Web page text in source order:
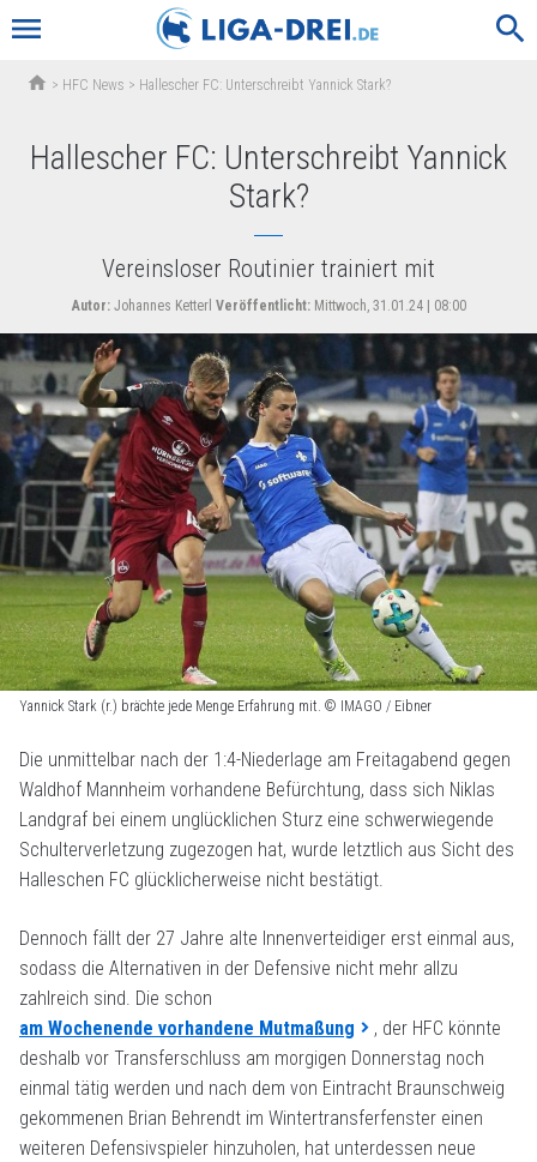
menu search
home > HFC News > Hallescher FC: Unterschreibt Yannick Stark?
Hallescher FC: Unterschreibt Yannick
Stark?
Vereinsloser Routinier trainiert mit
Autor:Johannes Ketterl Veröffentlicht:Mittwoch, 31.01.24 | 08:00
Yannick Stark (r.) brächte jede Menge Erfahrung mit. © IMAGO / Eibner
Die unmittelbar nach der 1:4-Niederlage am Freitagabend gegen
Waldhof Mannheim vorhandene Befürchtung, dass sich Niklas
Landgraf bei einem unglücklichen Sturz eine schwerwiegende
Schulterverletzung zugezogen hat, wurde letztlich aus Sicht des
Halleschen FC glücklicherweise nicht bestätigt.
Dennoch fällt der 27 Jahre alte Innenverteidiger erst einmal aus,
sodass die Alternativen in der Defensive nicht mehr allzu
zahlreich sind. Die schon
am Wochenende vorhandene Mutmaßung
, der HFC könnte
deshalb vor Transferschluss am morgigen Donnerstag noch
einmal tätig werden und nach dem von Eintracht Braunschweig
gekommenen Brian Behrendt im Wintertransferfenster einen
weiteren Defensivspieler hinzuholen, hat unterdessen neue